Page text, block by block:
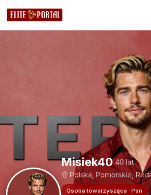
Misiek40 40 lat
Polska, Pomorskie,
Osoba towarzysząca · Pan